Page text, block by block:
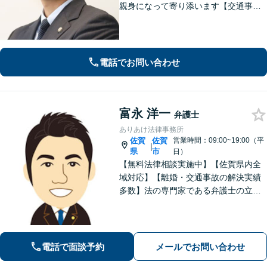
親身になって寄り添います【交通事
ブルに対応【初回のご相談30分無料】
電話でお問い合わせ
富永 洋一 弁護士
ありあけ法律事務所
佐賀
県
|
佐賀
市
営業時間：09:00~19:00（平
日）
【無料法律相談実施中】【佐賀県内全
域対応】【離婚・交通事故の解決実績
多数】法の専門家である弁護士の立場
電話で面談予約 メールでお問い合わせ